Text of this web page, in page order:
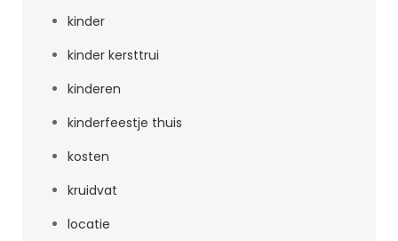
kinder
kinder kersttrui
kinderen
kinderfeestje thuis
kosten
kruidvat
locatie